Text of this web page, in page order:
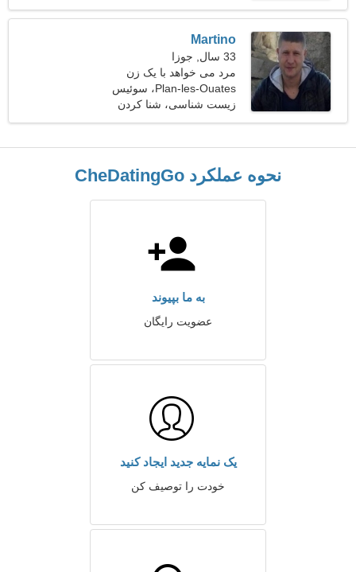
Martino
33 سال, جوزا
مرد می خواهد با یک زن
ملاقات کند
Plan-les-Ouates، سوئیس
زیست شناسی، شنا كردن
نحوه عملکرد CheDatingGo
به ما بپیوند
عضویت رایگان
یک نمایه جدید ایجاد کنید
خودت را توصیف کن